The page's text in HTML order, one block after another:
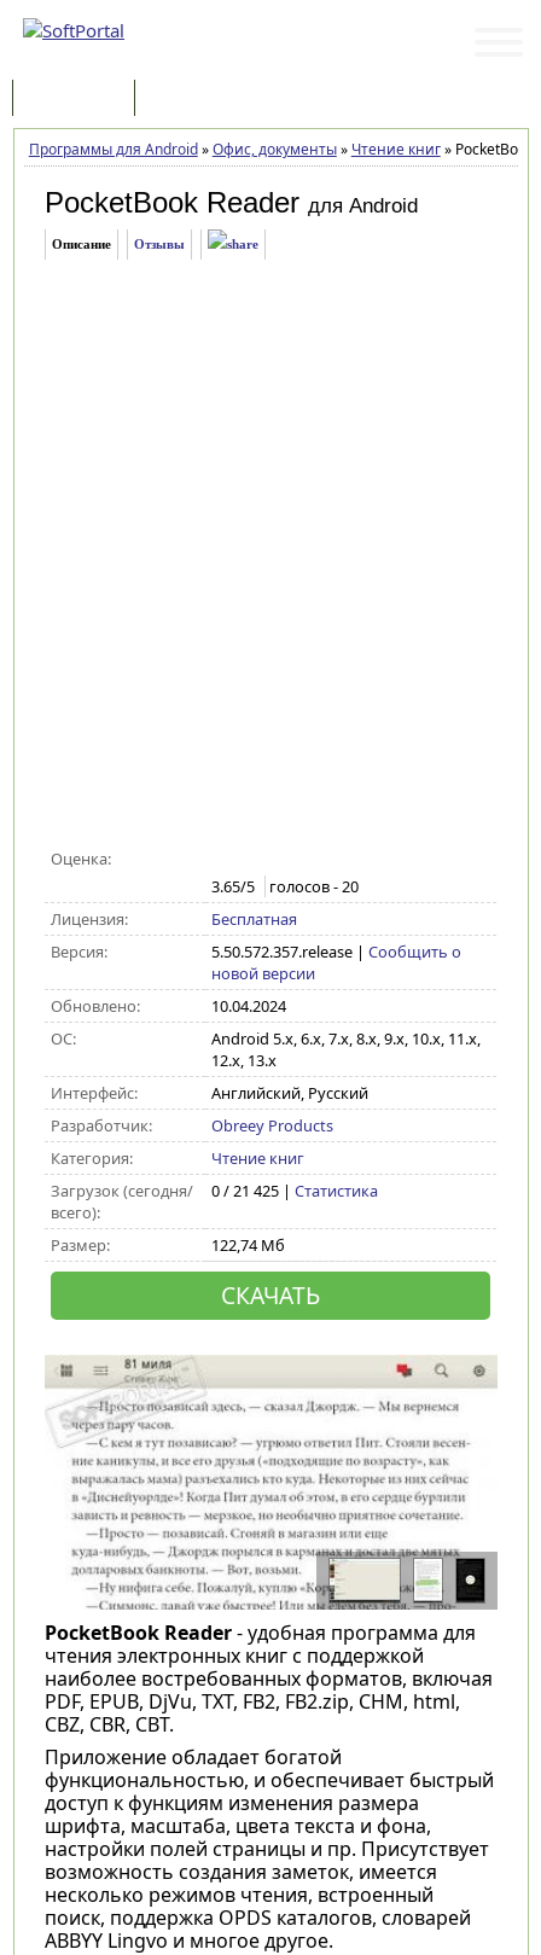
Программы для Android»Офис, документы» Чтение книг»PocketBook
PocketBook Reader для Android
Описание Отзывы
Оценка:
3.65/5 голосов -20
Лицензия:
Бесплатная
Версия:
5.50.572.357.release| Сообщить о
новой версии
Обновлено:
10.04.2024
ОС:
Android 5.x, 6.x, 7.x, 8.x, 9.x, 10.x, 11.x,
12.x, 13.x
Интерфейс:
Английский, Русский
Разработчик:
Obreey Products
Категория:
Чтение книг
Загрузок (сегодня/
всего):
0 / 21 425 | Статистика
Размер: 122,74 Мб
СКАЧАТЬ
PocketBook Reader- удобная программа для
чтения электронных книг с поддержкой
наиболее востребованных форматов, включая
PDF, EPUB, DjVu, TXT, FB2, FB2.zip, CHM, html,
CBZ, CBR, СBT.
Приложение обладает богатой
функциональностью, и обеспечивает быстрый
доступ к функциям изменения размера
шрифта, масштаба, цвета текста и фона,
настройки полей страницы и пр. Присутствует
возможность создания заметок, имеется
несколько режимов чтения, встроенный
поиск, поддержка OPDS каталогов, словарей
ABBYY Lingvo и многое другое.